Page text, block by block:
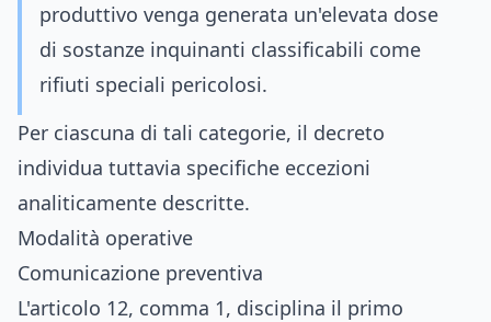
produttivo venga generata un'elevata dose
di sostanze inquinanti classificabili come
rifiuti speciali pericolosi.
Per ciascuna di tali categorie, il decreto
individua tuttavia specifiche eccezioni
analiticamente descritte.
Modalità operative
Comunicazione preventiva
L'articolo 12, comma 1, disciplina il primo